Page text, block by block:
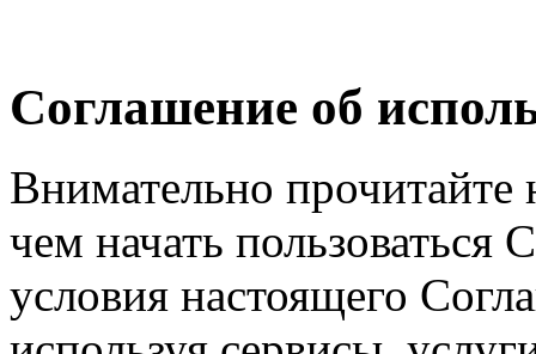
Соглашение об
Внимательно
чем начать
условия настоящего